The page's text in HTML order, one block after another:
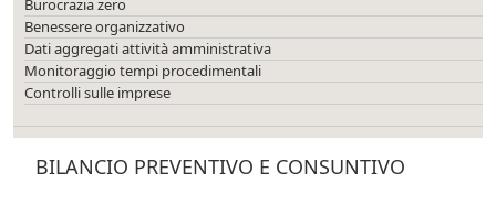
Burocrazia zero
Benessere organizzativo
Dati aggregati attività amministrativa
Monitoraggio tempi procedimentali
Controlli sulle imprese
BILANCIO PREVENTIVO E CONSUNTIVO